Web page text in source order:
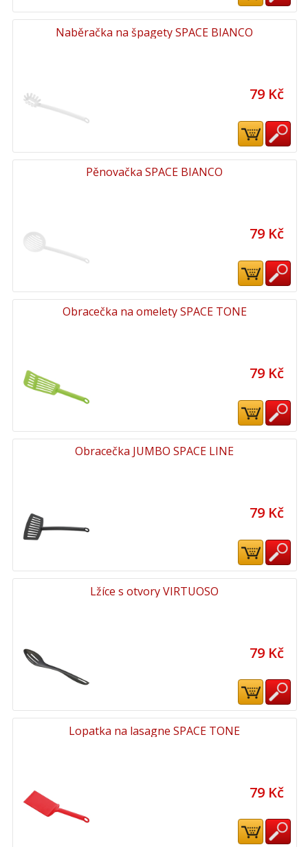
Naběračka na špagety SPACE BIANCO
79 Kč
Pěnovačka SPACE BIANCO
79 Kč
Obracečka na omelety SPACE TONE
79 Kč
Obracečka JUMBO SPACE LINE
79 Kč
Lžíce s otvory VIRTUOSO
79 Kč
Lopatka na lasagne SPACE TONE
79 Kč